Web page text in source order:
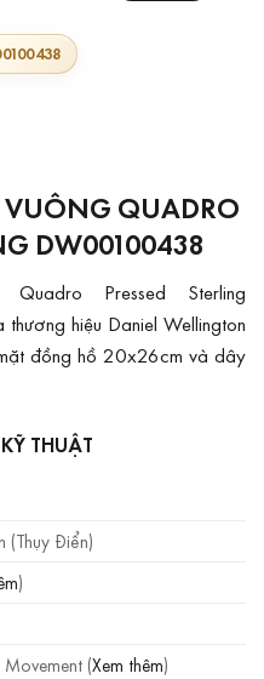
QUADRO
DW00100438
Pressed Sterling
hiệu Daniel Wellington
đồng hồ 20x26cm và dây
THUẬT
(Thụy Điển)
)
(Xem thêm)